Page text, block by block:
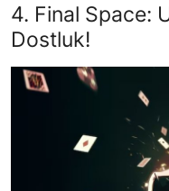
4. Final Space:
Dostluk!